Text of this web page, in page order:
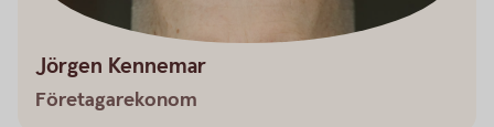
Jörgen Kennemar
Företagarekonom